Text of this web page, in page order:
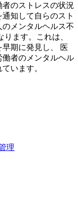
のストレスの状況
知して自らのスト
メンタルヘルス不
ます。これは、
期に発見し、 医
者のメンタルヘル
います。